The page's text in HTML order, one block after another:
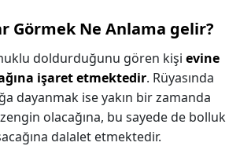
Görmek Ne Anlama gelir?
doldurduğunu gören kişi evine
işaret etmektedir. Rüyasında
dayanmak ise yakın bir zamanda
olacağına, bu sayede de bolluk
dalalet etmektedir.